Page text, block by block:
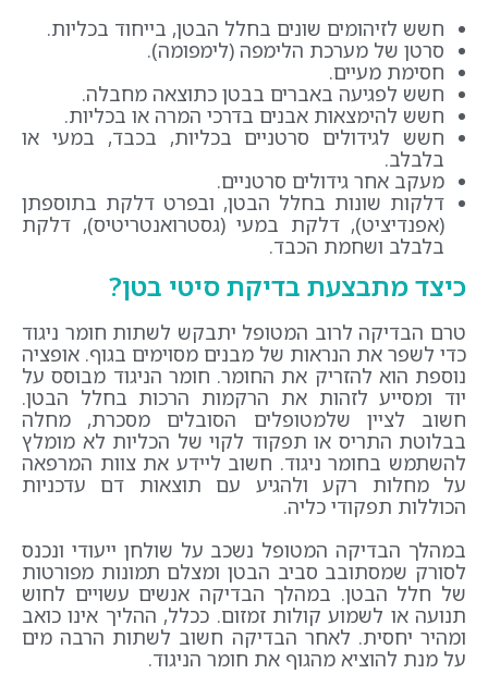
חשש לזיהומים שונים בחלל הבטן, בייחוד בכליות.
סרטן של מערכת הלימפה (לימפומה).
חסימת מעיים.
חשש לפגיעה באברים בבטן כתוצאה מחבלה.
חשש להימצאות אבנים בדרכי המרה או בכליות.
חשש לגידולים סרטניים בכליות, בכבד, במעי או
בלבלב.
מעקב אחר גידולים סרטניים.
דלקות שונות בחלל הבטן, ובפרט דלקת בתוספתן
(אפנדיציט), דלקת במעי (גסטרואנטריטיס), דלקת
בלבלב ושחמת הכבד.
כיצד מתבצעת בדיקת סיטי בטן?
טרם הבדיקה לרוב המטופל יתבקש לשתות חומר ניגוד
כדי לשפר את הנראות של מבנים מסוימים בגוף. אופציה
נוספת הוא להזריק את החומר. חומר הניגוד מבוסס על
יוד ומסייע לזהות את הרקמות הרכות בחלל הבטן.
חשוב לציין שלמטופלים הסובלים מסכרת, מחלה
בבלוטת התריס או תפקוד לקוי של הכליות לא מומלץ
להשתמש בחומר ניגוד. חשוב ליידע את צוות המרפאה
על מחלות רקע ולהגיע עם תוצאות דם עדכניות
הכוללות תפקודי כליה.
במהלך הבדיקה המטופל נשכב על שולחן ייעודי ונכנס
לסורק שמסתובב סביב הבטן ומצלם תמונות מפורטות
של חלל הבטן. במהלך הבדיקה אנשים עשויים לחוש
תנועה או לשמוע קולות זמזום. ככלל, ההליך אינו כואב
ומהיר יחסית. לאחר הבדיקה חשוב לשתות הרבה מים
על מנת להוציא מהגוף את חומר הניגוד.